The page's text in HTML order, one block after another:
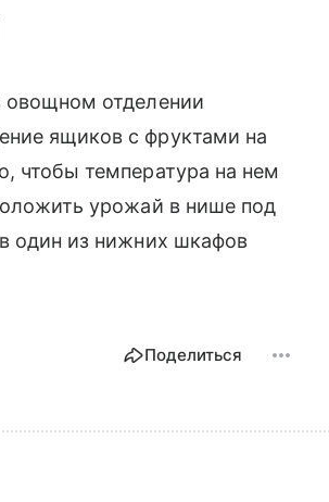
овощном отделении
ящиков с фруктами на
чтобы температура на нем
урожай в нише под
один из нижних шкафов
Поделиться